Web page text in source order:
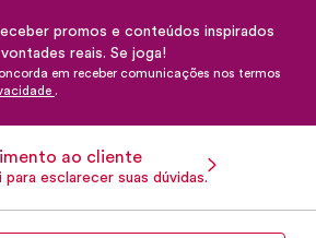
promos e conteúdos inspirados
reais. Se joga!
em receber comunicações nos termos
.
ao cliente
para esclarecer suas dúvidas.